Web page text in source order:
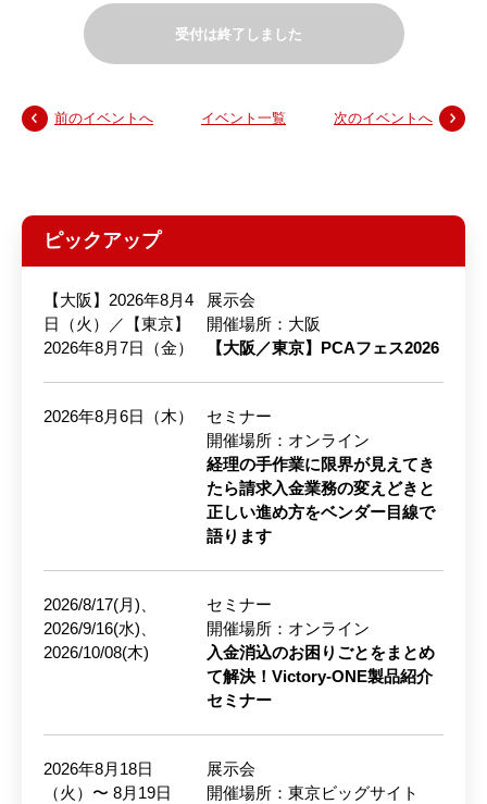
受付は終了しました
前のイベントへ イベント一覧 次のイベントへ
ピックアップ
【大阪】2026年8月4
日（火）／【東京】
2026年8月7日（金）
展示会
開催場所：大阪
【大阪／東京】PCAフェス2026
2026年8月6日（木）
セミナー
開催場所：オンライン
経理の手作業に限界が見えてき
たら請求入金業務の変えどきと
正しい進め方をベンダー目線で
語ります
2026/8/17(月)、
2026/9/16(水)、
2026/10/08(木)
セミナー
開催場所：オンライン
入金消込のお困りごとをまとめ
て解決！Victory-ONE製品紹介
セミナー
2026年8月18日
（火）〜 8月19日
展示会
開催場所：東京ビッグサイト